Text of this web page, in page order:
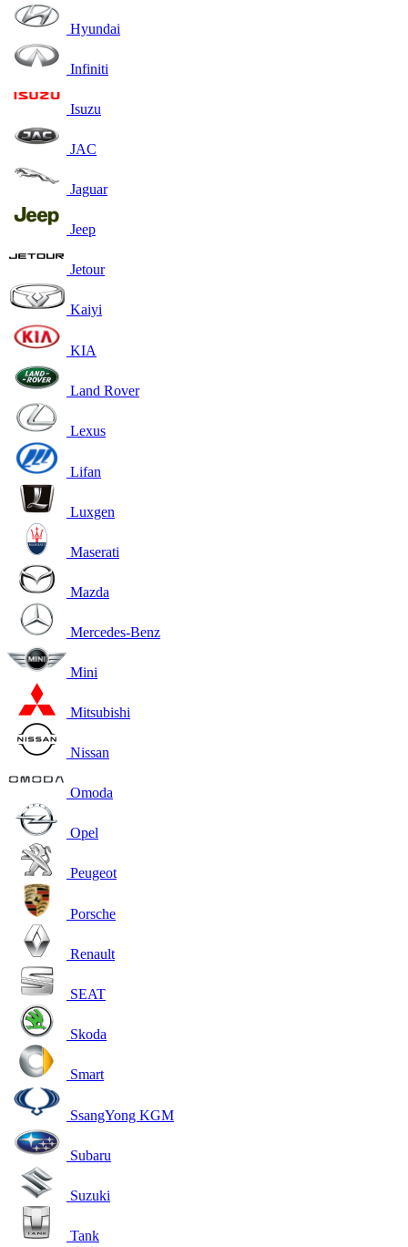
Hyundai
Infiniti
Isuzu
JAC
Jaguar
Jeep
Jetour
Kaiyi
KIA
Land Rover
Lexus
Lifan
Luxgen
Maserati
Mazda
Mercedes-Benz
Mini
Mitsubishi
Nissan
Omoda
Opel
Peugeot
Porsche
Renault
SEAT
Skoda
Smart
SsangYong KGM
Subaru
Suzuki
Tank